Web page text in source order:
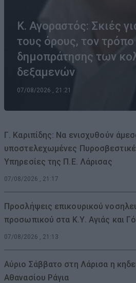
Κ. Αγοραστός: Σκιές
τους όρους, τον
δημοπράτησης των
δεξαμενών
07/08/2026 , 21:21
Γ. Καριπίδης: Να ενισχυθούν
υποστελεχωμένες
Υπηρεσίες της Π.Ε. Λάρισας
07/08/2026 , 21:17
Προσλήψεις επικουρικού
προσωπικού στα Κ.Υ. Αγιάς και
07/08/2026 , 21:13
Αύριο Σάββατο στη Λάρισα η
Αθανασίου Ράγια